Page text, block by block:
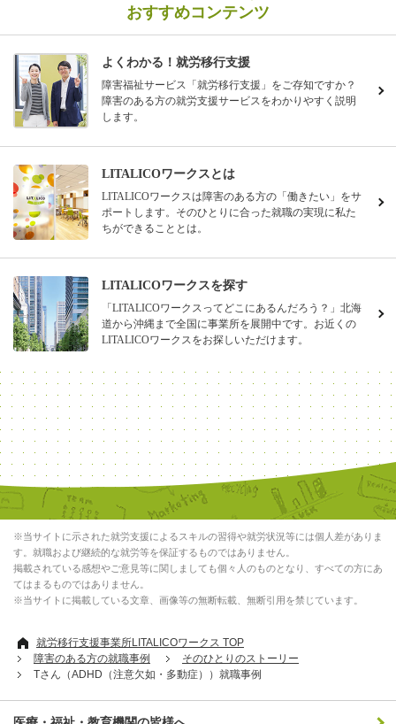
おすすめコンテンツ
よくわかる！就労移行支援
障害福祉サービス「就労移行支援」をご存知ですか？
障害のある方の就労支援サービスをわかりやすく説明
します。
LITALICOワークスとは
LITALICOワークスは障害のある方の「働きたい」をサ
ポートします。そのひとりに合った就職の実現に私た
ちができることとは。
LITALICOワークスを探す
「LITALICOワークスってどこにあるんだろう？」北海
道から沖縄まで全国に事業所を展開中です。お近くの
LITALICOワークスをお探しいただけます。
※当サイトに示された就労支援によるスキルの習得や就労状況等には個人差がありま
す。就職および継続的な就労等を保証するものではありません。
掲載されている感想やご意見等に関しましても個々人のものとなり、すべての方にあ
てはまるものではありません。
※当サイトに掲載している文章、画像等の無断転載、無断引用を禁じています。
就労移行支援事業所LITALICOワークス TOP
障害のある方の就職事例
そのひとりのストーリー
Tさん（ADHD（注意欠如・多動症））就職事例